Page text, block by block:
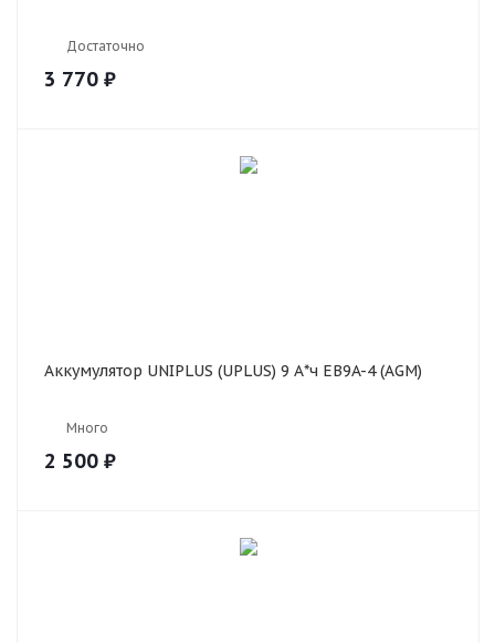
Достаточно
3 770 ₽
Аккумулятор UNIPLUS (UPLUS) 9 А*ч EB9A-4 (AGM)
Много
2 500 ₽